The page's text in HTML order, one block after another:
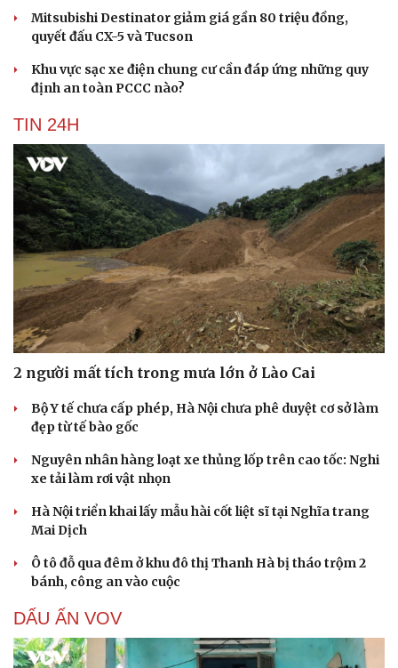
Du lịch
Tư vấn
Săn Tour
check-in
Podcast
Câu chuyện thời sự
Đọc truyện đêm khuya
Cửa sổ tình yêu
Kể chuyện cho bé
Hạt giống tâm hồn
Mitsubishi Destinator giảm giá gần 80 triệu đồng,
quyết đấu CX-5 và Tucson
Khu vực sạc xe điện chung cư cần đáp ứng những quy
định an toàn PCCC nào?
TIN 24H
2 người mất tích trong mưa lớn ở Lào Cai
Bộ Y tế chưa cấp phép, Hà Nội chưa phê duyệt cơ sở làm
đẹp từ tế bào gốc
Nguyên nhân hàng loạt xe thủng lốp trên cao tốc: Nghi
xe tải làm rơi vật nhọn
Hà Nội triển khai lấy mẫu hài cốt liệt sĩ tại Nghĩa trang
Mai Dịch
Ô tô đỗ qua đêm ở khu đô thị Thanh Hà bị tháo trộm 2
bánh, công an vào cuộc
DẤU ẤN VOV